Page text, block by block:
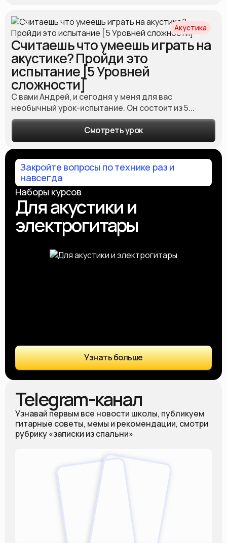
Акустика
Считаешь что умеешь играть на
акустике? Пройди это
испытание [5 Уровней
сложности]
С вами Андрей, и сегодня у меня для вас
необычный урок-испытание. Он состоит из 5...
Смотреть урок
Закройте вопросы по технике раз и
навсегда
Наборы курсов
Для акустики и
электрогитары
Узнать больше
Telegram-канал
Узнавай первым все новости школы, публикуем
гитарные советы, мемы и рекомендации, смотри
рубрику «записки из спальни»